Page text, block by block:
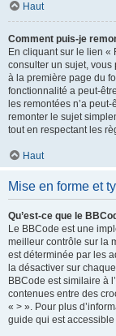
Haut
Comment puis-je
En cliquant sur le lien «
consulter un sujet,
à la première page du
fonctionnalité a peut-
les remontées n’a
remonter le sujet
tout en respectant les
Haut
Mise en forme et
Qu’est-ce que le
Le BBCode est une
meilleur contrôle sur la
est déterminée par les
la désactiver sur
BBCode est similaire à
contenues entre des
« > ». Pour plus
guide qui est